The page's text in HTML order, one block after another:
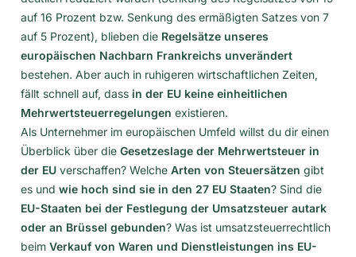
auf 16 Prozent bzw. Senkung des ermäßigten Satzes von 7
auf 5 Prozent), blieben die Regelsätze unseres
europäischen Nachbarn Frankreichs unverändert
bestehen. Aber auch in ruhigeren wirtschaftlichen Zeiten,
fällt schnell auf, dass in der EU keine einheitlichen
Mehrwertsteuerregelungen existieren.
Als Unternehmer im europäischen Umfeld willst du dir einen
Überblick über die Gesetzeslage der Mehrwertsteuer in
der EU verschaffen? Welche Arten von Steuersätzen gibt
es und wie hoch sind sie in den 27 EU Staaten? Sind die
EU-Staaten bei der Festlegung der Umsatzsteuer autark
oder an Brüssel gebunden? Was ist umsatzsteuerrechtlich
beim Verkauf von Waren und Dienstleistungen ins EU-